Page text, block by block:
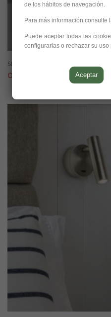
SILLABA, Fontana Arte (Piero
OFERTA!
de los hábitos de navegación.
Para más información consulte
Puede aceptar todas las
configurarlas o rechazar su
Aceptar